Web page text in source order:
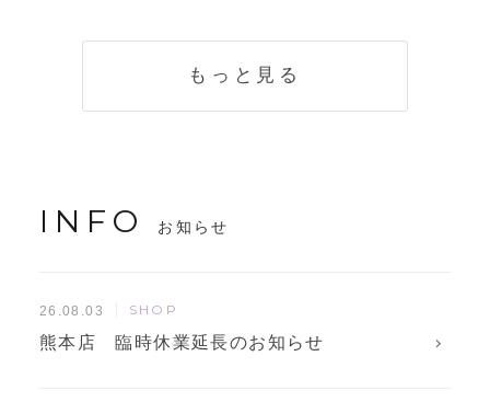
もっと見る
INFO お知らせ
26.08.03 SHOP
熊本店 臨時休業延長のお知らせ